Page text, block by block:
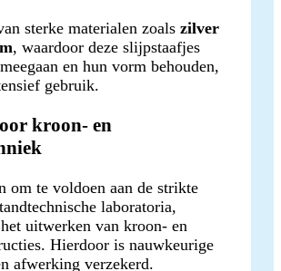
sterke materialen zoals zilver
, waardoor deze slijpstaafjes
en hun vorm behouden,
gebruik.
kroon- en
om te voldoen aan de strikte
laboratoria,
uitwerken van kroon- en
Hierdoor is nauwkeurige
afwerking verzekerd.